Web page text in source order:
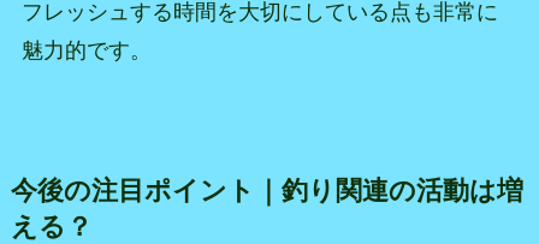
フレッシュする時間を大切にしている点も非常に
魅力的です。
今後の注目ポイント｜釣り関連の活動は増
える？